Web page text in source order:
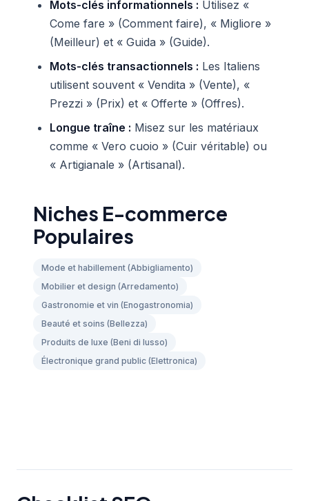
Mots-clés informationnels : Utilisez «
Come fare » (Comment faire), « Migliore »
(Meilleur) et « Guida » (Guide).
Mots-clés transactionnels : Les Italiens
utilisent souvent « Vendita » (Vente), «
Prezzi » (Prix) et « Offerte » (Offres).
Longue traîne : Misez sur les matériaux
comme « Vero cuoio » (Cuir véritable) ou
« Artigianale » (Artisanal).
Niches E-commerce
Populaires
Mode et habillement (Abbigliamento)
Mobilier et design (Arredamento)
Gastronomie et vin (Enogastronomia)
Beauté et soins (Bellezza)
Produits de luxe (Beni di lusso)
Électronique grand public (Elettronica)